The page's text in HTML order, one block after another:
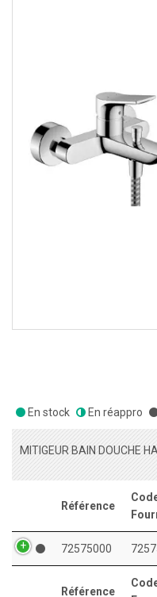
En stock En réappro
Référence
Référence
72575000